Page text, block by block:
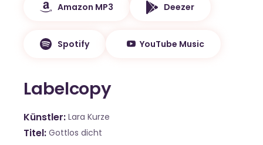
Amazon MP3 Deezer
Spotify YouTube Music
Labelcopy
Künstler Lara Kurze
Titel Gottlos dicht